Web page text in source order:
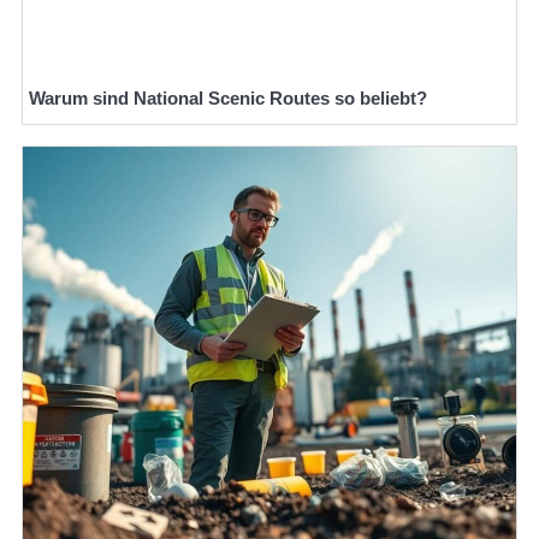
Warum sind National Scenic Routes so beliebt?